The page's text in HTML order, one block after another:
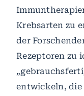
Krebsarten zu
der
Rezeptoren zu
entwickeln, die